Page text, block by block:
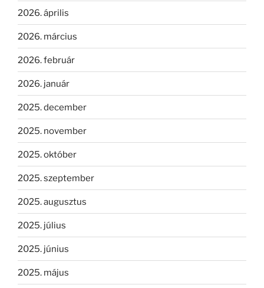
2026. április
2026. március
2026. február
2026. január
2025. december
2025. november
2025. október
2025. szeptember
2025. augusztus
2025. július
2025. június
2025. május